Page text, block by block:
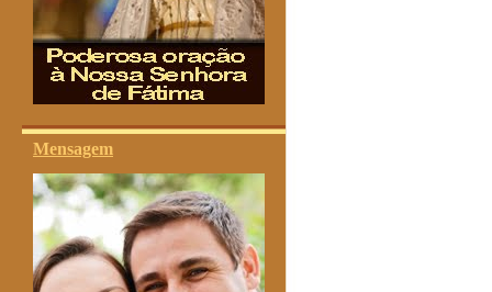
Mensagem